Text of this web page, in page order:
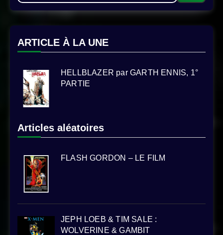
ARTICLE À LA UNE
HELLBLAZER par GARTH ENNIS, 1°
PARTIE
Articles aléatoires
FLASH GORDON – LE FILM
JEPH LOEB & TIM SALE :
WOLVERINE & GAMBIT